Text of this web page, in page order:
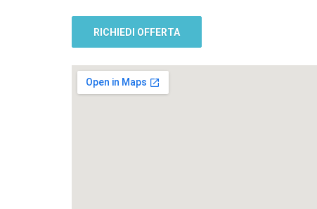
RICHIEDI OFFERTA